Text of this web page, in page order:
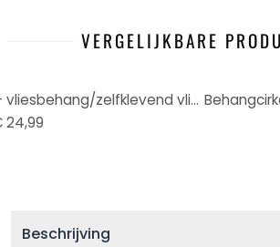
VERGELIJKBARE
Behangcirkel Kersenbloesem - vliesbehang/zelfklevend vliesbehang
24,99
Beschrijving